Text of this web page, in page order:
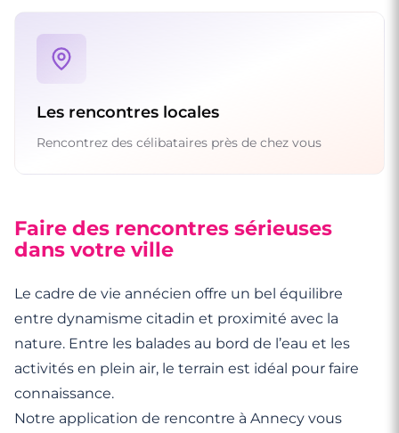
Les rencontres locales
Rencontrez des célibataires près de chez vous
Faire des rencontres sérieuses
dans votre ville
Le cadre de vie annécien offre un bel équilibre
entre dynamisme citadin et proximité avec la
nature. Entre les balades au bord de l’eau et les
activités en plein air, le terrain est idéal pour faire
connaissance.
Notre application de rencontre à Annecy vous